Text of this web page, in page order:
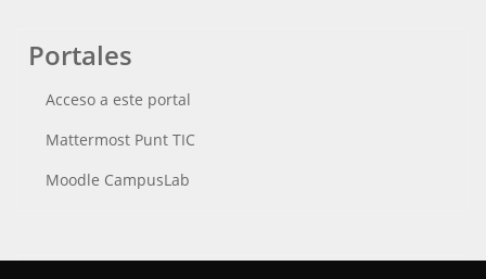
Portales
Acceso a este portal
Mattermost Punt TIC
Moodle CampusLab